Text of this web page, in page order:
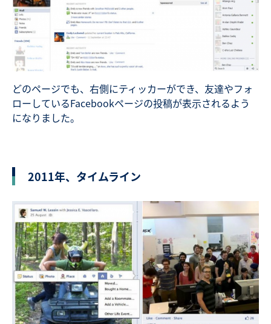
どのページでも、右側にティッカーができ、友達やフォ
ローしているFacebookページの投稿が表示されるよう
になりました。
2011年、タイムライン